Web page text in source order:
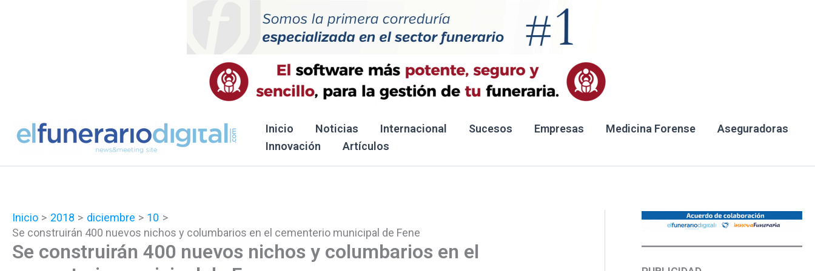
Inicio Noticias Internacional Sucesos Empresas Medicina Forense
Aseguradoras
Innovación
Artículos
Inicio 2018 diciembre
10
Se construirán 400 nuevos nichos y columbarios en el cementerio municipal de Fene
Se construirán 400 nuevos nichos y columbarios en el